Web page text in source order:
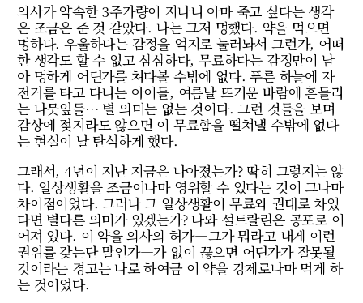
의사가 약속한 3주가량이 지나니 아마 죽고 싶다는 생각
은 조금은 준 것 같았다. 나는 그저 멍했다. 약을 먹으면
멍하다. 우울하다는 감정을 억지로 눌러놔서 그런가, 어떠
한 생각도 할 수 없고 심심하다, 무료하다는 감정만이 남
아 멍하게 어딘가를 쳐다볼 수밖에 없다. 푸른 하늘에 자
전거를 타고 다니는 아이들, 여름날 뜨거운 바람에 흔들리
는 나뭇잎들… 별 의미는 없는 것이다. 그런 것들을 보며
감상에 젖지라도 않으면 이 무료함을 떨쳐낼 수밖에 없다
는 현실이 날 탄식하게 했다.
그래서, 4년이 지난 지금은 나아졌는가? 딱히 그렇지는 않
다. 일상생활을 조금이나마 영위할 수 있다는 것이 그나마
차이점이었다. 그러나 그 일상생활이 무료와 권태로 차있
다면 별다른 의미가 있겠는가? 나와 설트랄린은 공포로 이
어져 있다. 이 약을 의사의 허가―그가 뭐라고 내게 이런
권위를 갖는단 말인가―가 없이 끊으면 어딘가가 잘못될
것이라는 경고는 나로 하여금 이 약을 강제로나마 먹게 하
는 것이었다.